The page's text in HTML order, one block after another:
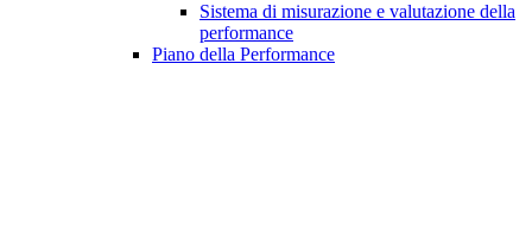
Sistema di misurazione e valutazione della
performance
Piano della Performance